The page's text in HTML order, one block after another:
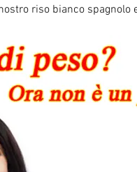
riso bianco spagnolo